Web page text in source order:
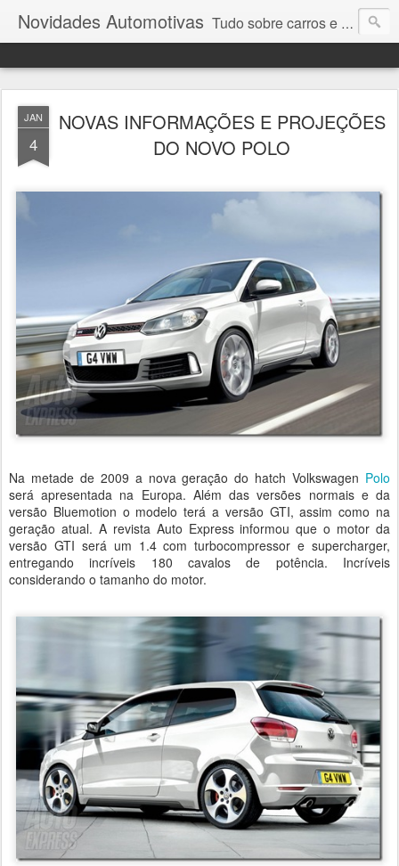
Novidades Automotivas Tudo sobre carros e motores
JAN
4
NOVAS INFORMAÇÕES E PROJEÇÕES
DO NOVO POLO
Na metade de 2009 a nova geração do hatch Volkswagen Polo
será apresentada na Europa. Além das versões normais e da
versão Bluemotion o modelo terá a versão GTI, assim como na
geração atual. A revista Auto Express informou que o motor da
versão GTI será um 1.4 com turbocompressor e supercharger,
entregando incríveis 180 cavalos de potência. Incríveis
considerando o tamanho do motor.